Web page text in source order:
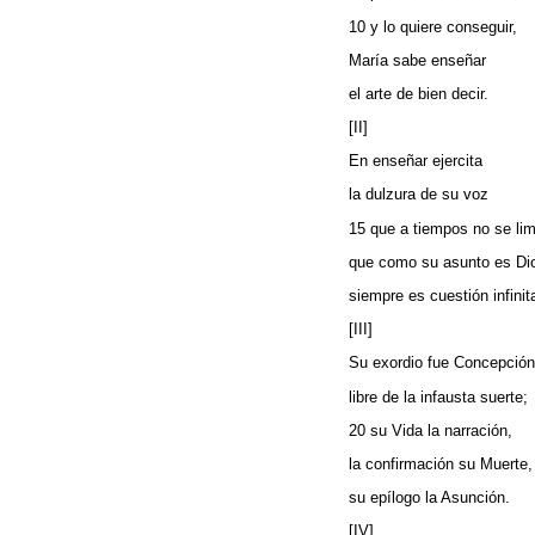
10 y lo quiere conseguir,
María sabe enseñar
el arte de bien decir.
[II]
En enseñar ejercita
la dulzura de su voz
15 que a tiempos no se
que como su asunto es
siempre es cuestión
[III]
Su exordio fue Concepción
libre de la infausta suerte;
20 su Vida la narración,
la confirmación su Muerte,
su epílogo la Asunción.
[IV]